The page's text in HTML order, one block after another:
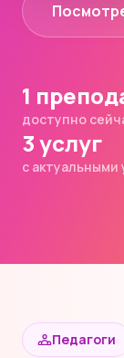
1
доступно
3 услуг
с актуальными
Педагоги